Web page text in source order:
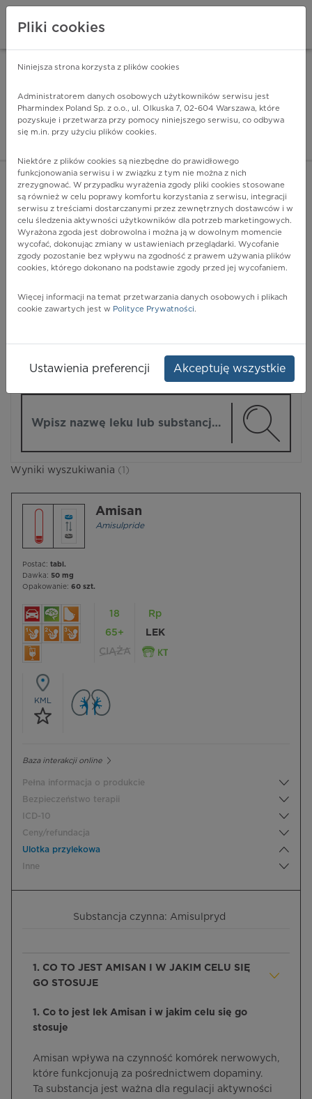
Pharmindex - lider
ZALOGUJ SIĘ
POKAŻ FILTRY
Pharmindex
Wyniki wyszukiwania (1)
Amisan
Amisulpride
Postać: tabl.
Dawka: 50 mg
Opakowanie: 60 szt.
18
65+
CIĄŻA
Rp
LEK
KML
Baza interakcji online
Pełna informacja o produkcie
Bezpieczeństwo terapii
ICD-10
Ceny/refundacja
Ulotka przylekowa
Inne
Substancja czynna: Amisulpryd
1. CO TO JEST AMISAN I W JAKIM CELU SIĘ
GO STOSUJE
1. Co to jest lek Amisan i w jakim celu się go
stosuje
Amisan wpływa na czynność komórek nerwowych,
które funkcjonują za pośrednictwem dopaminy.
Ta substancja jest ważna dla regulacji aktywności
Pliki cookies
Niniejsza strona korzysta z plików cookies
Administratorem danych osobowych użytkowników serwisu jest
Pharmindex Poland Sp. z o.o., ul. Olkuska 7, 02-604 Warszawa, które
pozyskuje i przetwarza przy pomocy niniejszego serwisu, co odbywa
się m.in. przy użyciu plików cookies.
Niektóre z plików cookies są niezbędne do prawidłowego
funkcjonowania serwisu i w związku z tym nie można z nich
zrezygnować. W przypadku wyrażenia zgody pliki cookies stosowane
są również w celu poprawy komfortu korzystania z serwisu, integracji
serwisu z treściami dostarczanymi przez zewnętrznych dostawców i w
celu śledzenia aktywności użytkowników dla potrzeb marketingowych.
Wyrażona zgoda jest dobrowolna i można ją w dowolnym momencie
wycofać, dokonując zmiany w ustawieniach przeglądarki. Wycofanie
zgody pozostanie bez wpływu na zgodność z prawem używania plików
cookies, którego dokonano na podstawie zgody przed jej wycofaniem.
Więcej informacji na temat przetwarzania danych osobowych i plikach
cookie zawartych jest w Polityce Prywatności.
Ustawienia preferencji Akceptuję wszystkie
ZA DARMO - w Google Play INSTALUJ